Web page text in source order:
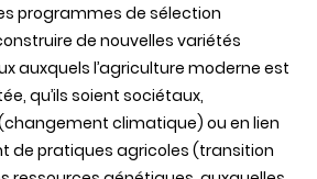
programmes de sélection
de nouvelles variétés
auxquels l’agriculture moderne est
qu’ils soient sociétaux,
climatique) ou en lien
de pratiques agricoles (transition